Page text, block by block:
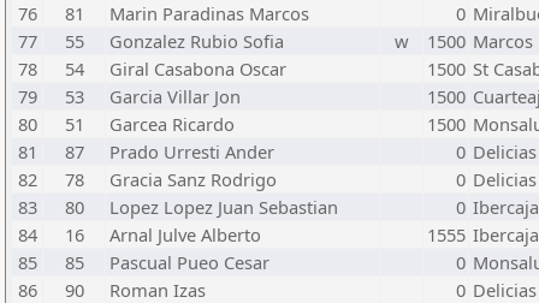
76
81 Marin Paradinas Marcos 0
77
55 Gonzalez Rubio Sofia w 1500 Marcos
78
54 Giral Casabona Oscar 1500 St
79
53 Garcia Villar Jon 1500
80
51 Garcea Ricardo 1500
81
87 Prado Urresti Ander 0 Delicias
82
78 Gracia Sanz Rodrigo 0 Delicias
83
80 Lopez Lopez Juan Sebastian 0 Ibercaja
84
16 Arnal Julve Alberto 1555 Ibercaja
85
85 Pascual Pueo Cesar 0
86
90 Roman Izas 0 Delicias